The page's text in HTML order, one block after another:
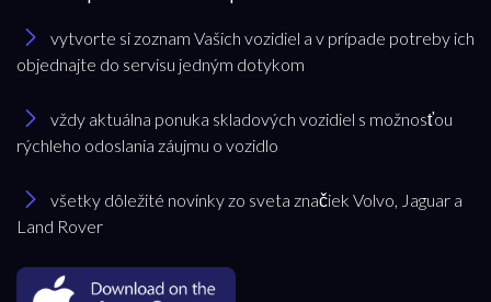
vytvorte si zoznam Vašich vozidiel a v prípade potreby ich
objednajte do servisu jedným dotykom
vždy aktuálna ponuka skladových vozidiel s možnosťou
rýchleho odoslania záujmu o vozidlo
všetky dôležité novinky zo sveta značiek Volvo, Jaguar a
Land Rover